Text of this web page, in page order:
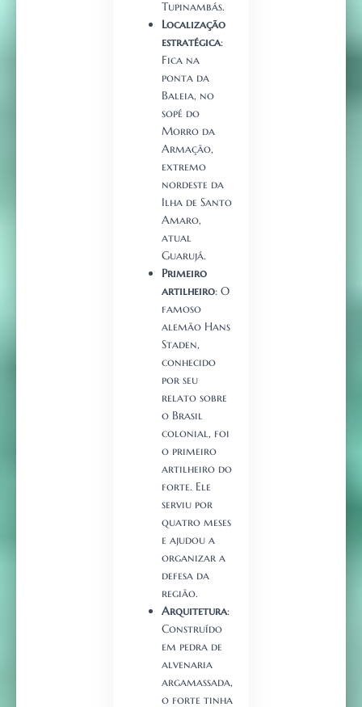
Tupinambás.
Localização
estratégica:
Fica na
ponta da
Baleia, no
sopé do
Morro da
Armação,
extremo
nordeste da
Ilha de Santo
Amaro,
atual
Guarujá.
Primeiro
artilheiro: O
famoso
alemão Hans
Staden,
conhecido
por seu
relato sobre
o Brasil
colonial, foi
o primeiro
artilheiro do
forte. Ele
serviu por
quatro meses
e ajudou a
organizar a
defesa da
região.
Arquitetura:
Construído
em pedra de
alvenaria
argamassada,
o forte tinha